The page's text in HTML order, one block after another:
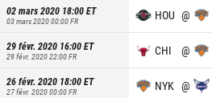
02 mars 2020 18:00ET
03 mars 2020 00:00FR HOU @
29 févr. 2020 16:00ET
29 févr. 2020 22:00FR CHI @
26 févr. 2020 18:00ET
27 févr. 2020 00:00FR NYK @